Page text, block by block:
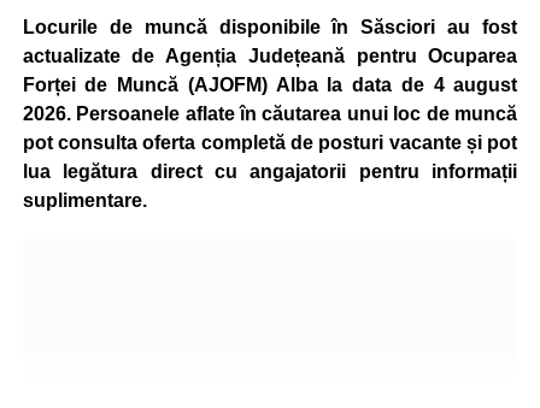
energie electrică din România. O parte din necesarul
energetic este acoperită prin producția proprie de energie,
realizată cu ajutorul panourilor fotovoltaice și al unităților
de cogenerare.
Reprezentanții companiei afirmă că vor continua
colaborarea cu autoritățile și operatorii din domeniul
energetic pentru a contribui la depășirea perioadei dificile
Locurile de muncă disponibile în Săsciori au fost
actualizate de Agenția Județeană pentru Ocuparea
Forței de Muncă (AJOFM) Alba la data de 4 august
2026. Persoanele aflate în căutarea unui loc de muncă
pot consulta oferta completă de posturi vacante și pot
lua legătura direct cu angajatorii pentru informații
suplimentare.